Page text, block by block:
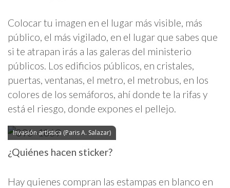
Colocar tu imagen en el lugar más visible, más
público, el más vigilado, en el lugar que sabes que
si te atrapan irás a las galeras del ministerio
públicos. Los edificios públicos, en cristales,
puertas, ventanas, el metro, el metrobus, en los
colores de los semáforos, ahí donde te la rifas y
está el riesgo, donde expones el pellejo.
Invasión artística (Paris A. Salazar)
¿Quiénes hacen sticker?
Hay quienes compran las estampas en blanco en